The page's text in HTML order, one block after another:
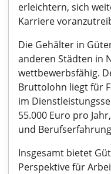
erleichtern, sich
Karriere
Die Gehälter in
anderen Städten in
wettbewerbsfähig.
Bruttolohn liegt für
im
55.000 Euro pro
und
Insgesamt bietet
Perspektive für